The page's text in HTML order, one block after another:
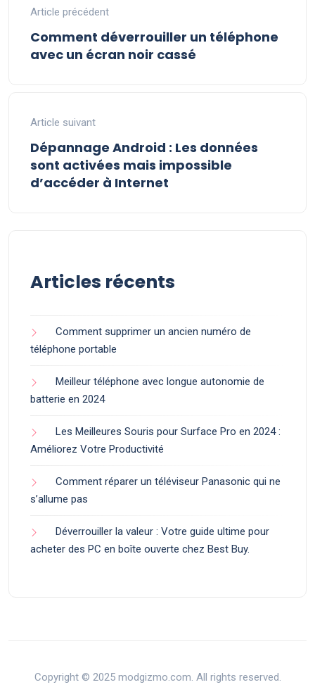
Article précédent
Comment déverrouiller un téléphone
avec un écran noir cassé
Article suivant
Dépannage Android : Les données
sont activées mais impossible
d’accéder à Internet
Articles récents
Comment supprimer un ancien numéro de
téléphone portable
Meilleur téléphone avec longue autonomie de
batterie en 2024
Les Meilleures Souris pour Surface Pro en 2024 :
Améliorez Votre Productivité
Comment réparer un téléviseur Panasonic qui ne
s’allume pas
Déverrouiller la valeur : Votre guide ultime pour
acheter des PC en boîte ouverte chez Best Buy.
Copyright © 2025 modgizmo.com. All rights reserved.